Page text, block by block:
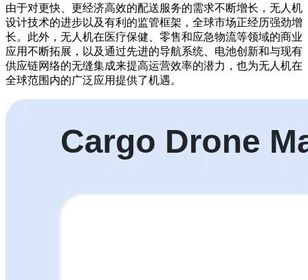
由于对更快、更经济高效的配送服务的需求不断增长，无人机
设计技术的进步以及有利的监管框架，全球市场正经历强劲增
长。此外，无人机在医疗保健、零售和应急物流等领域的商业
应用不断拓展，以及通过先进的导航系统、电池创新和与现有
供应链网络的无缝集成来提高运营效率的潜力，也为无人机在
全球范围内的广泛应用提供了机遇。